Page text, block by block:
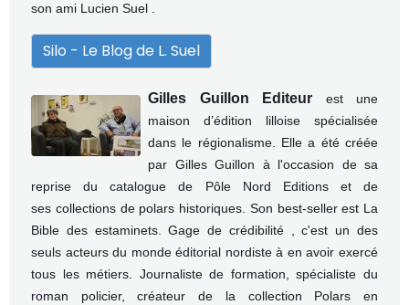
son ami Lucien Suel .
Silo - Le Blog de L. Suel
Gilles Guillon Editeur est une
maison d’édition lilloise spécialisée
dans le régionalisme. Elle a été créée
par Gilles Guillon à l'occasion de sa
reprise du cataloguede Pôle Nord Editions et de
ses collections de polars historiques. Son best-seller est La
Bible des estaminets.Gage de crédibilité , c'est un des
seuls acteurs du monde éditorial nordiste à en avoir exercé
tous les métiers. Journaliste de formation, spécialiste du
roman policier, créateur de la collection Polars en